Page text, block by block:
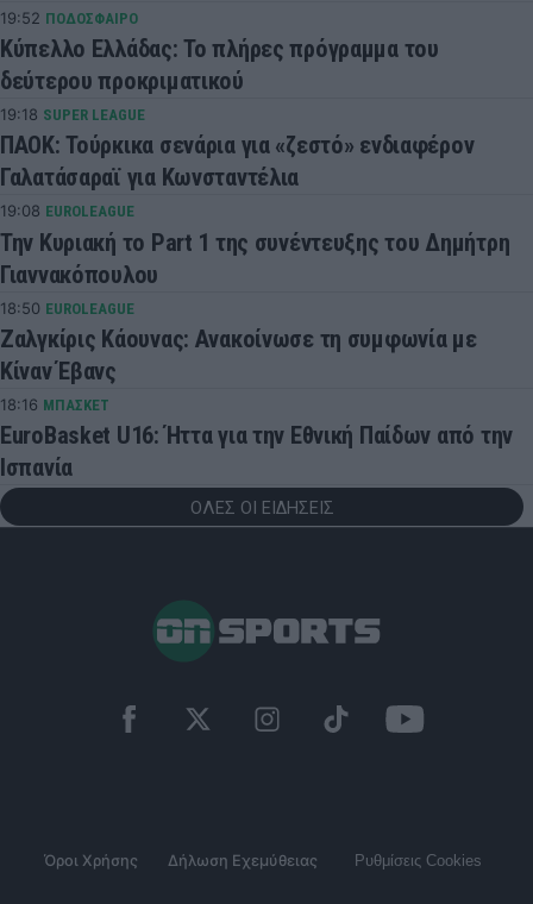
19:52 ΠΟΔΟΣΦΑΙΡΟ
Κύπελλο Ελλάδας: Το πλήρες πρόγραμμα του
δεύτερου προκριματικού
19:18 SUPER LEAGUE
ΠΑΟΚ: Τούρκικα σενάρια για «ζεστό» ενδιαφέρον
Γαλατάσαραϊ για Κωνσταντέλια
19:08 EUROLEAGUE
Την Κυριακή το Part 1 της συνέντευξης του Δημήτρη
Γιαννακόπουλου
18:50 EUROLEAGUE
Ζαλγκίρις Κάουνας: Ανακοίνωσε τη συμφωνία με
Κίναν Έβανς
18:16 ΜΠΑΣΚΕΤ
EuroBasket U16: Ήττα για την Εθνική Παίδων από την
Ισπανία
ΟΛΕΣ ΟΙ ΕΙΔΗΣΕΙΣ
Όροι Χρήσης Δήλωση Εχεμύθειας Ρυθμίσεις Cookies